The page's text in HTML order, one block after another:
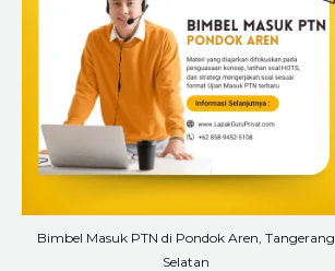
Bimbel Masuk PTN di Pondok Aren, Tangerang
Selatan